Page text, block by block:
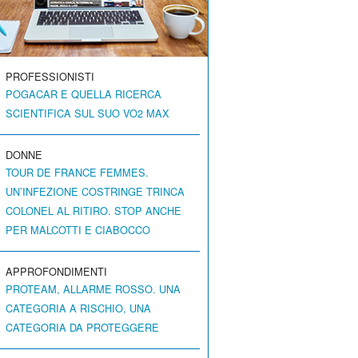
PROFESSIONISTI
POGACAR E QUELLA RICERCA
SCIENTIFICA SUL SUO VO2 MAX
DONNE
TOUR DE FRANCE FEMMES.
UN’INFEZIONE COSTRINGE TRINCA
COLONEL AL RITIRO. STOP ANCHE
PER MALCOTTI E CIABOCCO
APPROFONDIMENTI
PROTEAM, ALLARME ROSSO. UNA
CATEGORIA A RISCHIO, UNA
CATEGORIA DA PROTEGGERE